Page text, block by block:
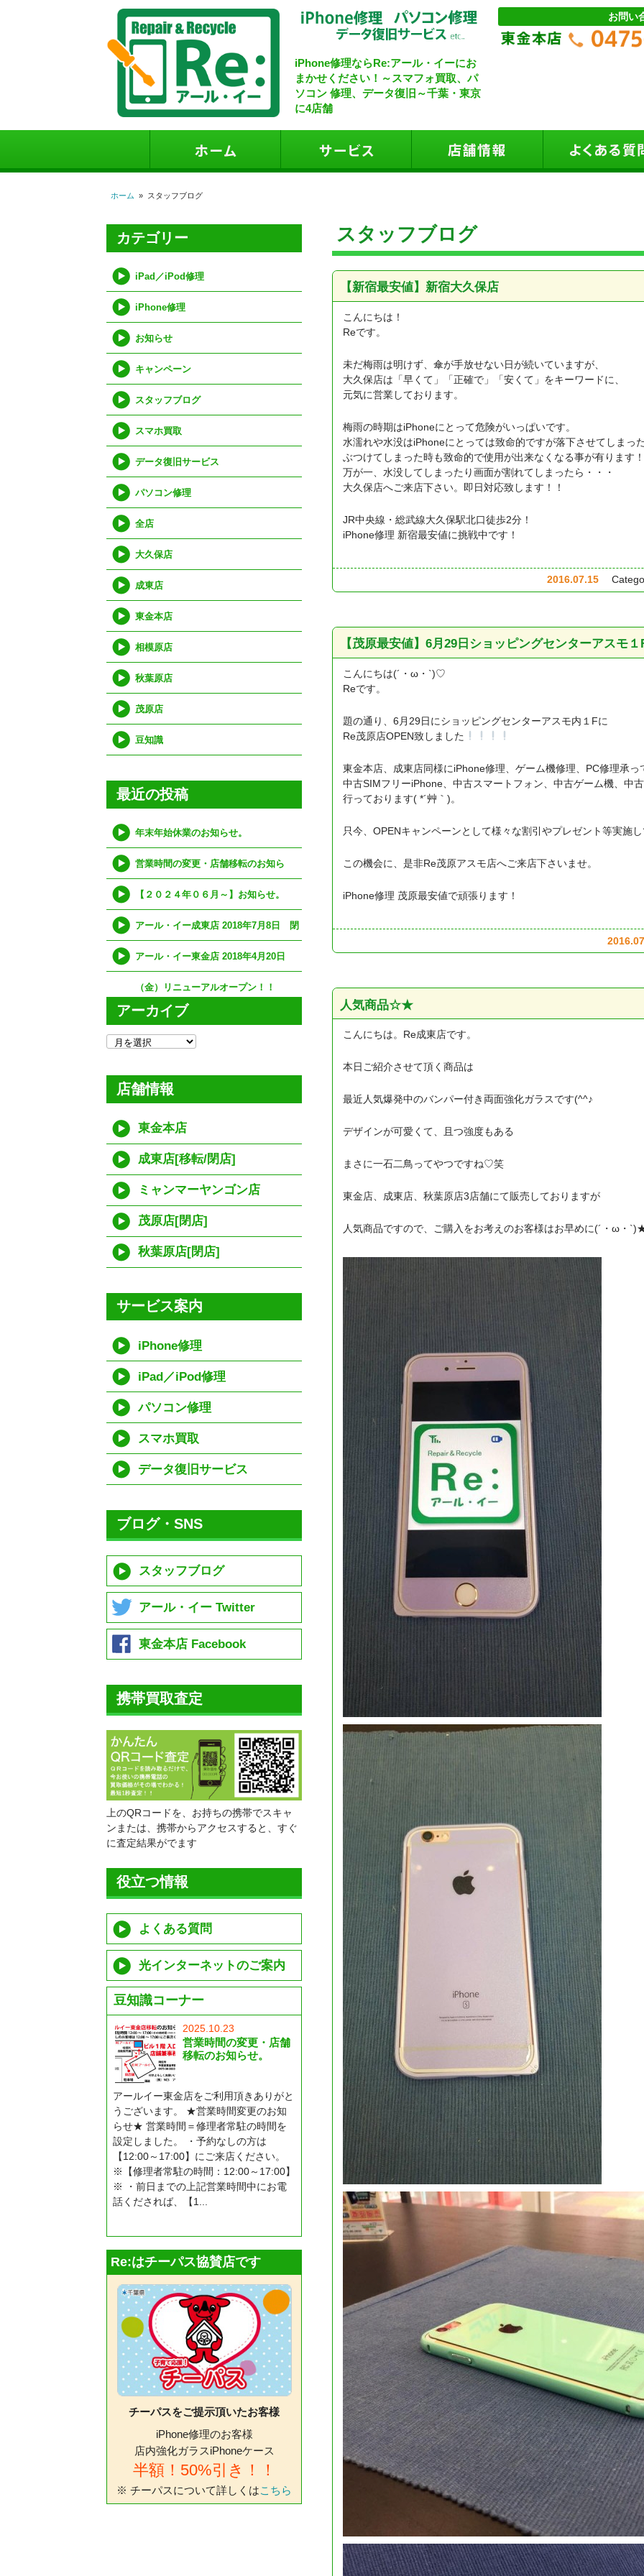
iPhone修理ならRe:アール・イーにお
まかせください！～スマフォ買取、パ
ソコン 修理、データ復旧～千葉・東京
に4店舗
お問い
ホーム » スタッフブログ
スタッフブログ
【新宿最安値】新宿大久保店
こんにちは！
Reです。
未だ梅雨は明けず、傘が手放せない日が続いていますが、
大久保店は「早くて」「正確で」「安くて」をキーワードに、
元気に営業しております。
梅雨の時期はiPhoneにとって危険がいっぱいです。
水濡れや水没はiPhoneにとっては致命的ですが落下させてしまっ
ぶつけてしまった時も致命的で使用が出来なくなる事が有ります
万が一、水没してしまったり画面が割れてしまったら・・・
大久保店へご来店下さい。即日対応致します！！
JR中央線・総武線大久保駅北口徒歩2分！
iPhone修理 新宿最安値に挑戦中です！
2016.07.15
【茂原最安値】6月29日ショッピングセンターアスモ
こんにちは(´・ω・`)♡
Reです。
題の通り、6月29日にショッピングセンターアスモ内１Fに
Re茂原店OPEN致しました
東金本店、成東店同様にiPhone修理、ゲーム機修理、PC修理承っ
中古SIMフリーiPhone、中古スマートフォン、中古ゲーム機、中
行っております( *´艸｀)。
只今、OPENキャンペーンとして様々な割引やプレゼント等実施
この機会に、是非Re茂原アスモ店へご来店下さいませ。
iPhone修理 茂原最安値で頑張ります！
人気商品☆★
こんにちは。Re成東店です。
本日ご紹介させて頂く商品は
最近人気爆発中のバンパー付き両面強化ガラスです(^^♪
デザインが可愛くて、且つ強度もある
まさに一石二鳥ってやつですね♡笑
東金店、成東店、秋葉原店3店舗にて販売しておりますが
人気商品ですので、ご購入をお考えのお客様はお早めに(´・ω・
カテゴリー
iPad／iPod修理
iPhone修理
お知らせ
キャンペーン
スタッフブログ
スマホ買取
データ復旧サービス
パソコン修理
全店
大久保店
成東店
東金本店
相模原店
秋葉原店
茂原店
豆知識
最近の投稿
年末年始休業のお知らせ。
営業時間の変更・店舗移転のお知ら
せ。
【２０２４年０６月～】お知らせ。
アール・イー成東店 2018年7月8日 閉
店（移転）のお知らせ
アール・イー東金店 2018年4月20日
（金）リニューアルオープン！！
アーカイブ
ー
イ
店舗情報
東金本店
成東店[移転/閉店]
ミャンマーヤンゴン店
茂原店[閉店]
秋葉原店[閉店]
サービス案内
iPhone修理
iPad／iPod修理
パソコン修理
スマホ買取
データ復旧サービス
ブログ・SNS
スタッフブログ
アール・イー Twitter
東金本店 Facebook
携帯買取査定
上のQRコードを、お持ちの携帯でスキャ
ンまたは、携帯からアクセスすると、すぐ
に査定結果がでます
役立つ情報
よくある質問
光インターネットのご案内
豆知識コーナー
2025.10.23
営業時間の変更・店舗
移転のお知らせ。
アールイー東金店をご利用頂きありがと
うございます。 ★営業時間変更のお知
らせ★ 営業時間＝修理者常駐の時間を
設定しました。 ・予約なしの方は
【12:00～17:00】にご来店ください。
※【修理者常駐の時間：12:00～17:00】
※ ・前日までの上記営業時間中にお電
話くだされば、【1...
Re:はチーパス協賛店です
チーパスをご提示頂いたお客様
iPhone修理のお客様
店内強化ガラスiPhoneケース
半額！50%引き！！
※ チーパスについて詳しくはこちら